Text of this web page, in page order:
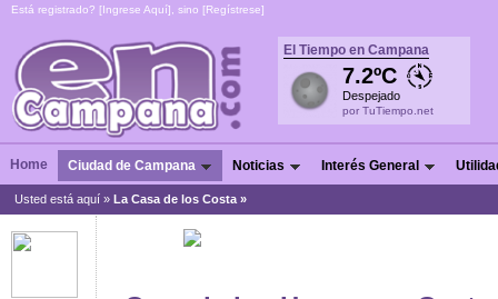
Está registrado? [Ingrese Aquí], sino [Regístrese]
El Tiempo en Campana
7.2ºC
Despejado
por TuTiempo.net
Home Ciudad de Campana Noticias Interés General
Usted está aquí » La Casa de los Costa »